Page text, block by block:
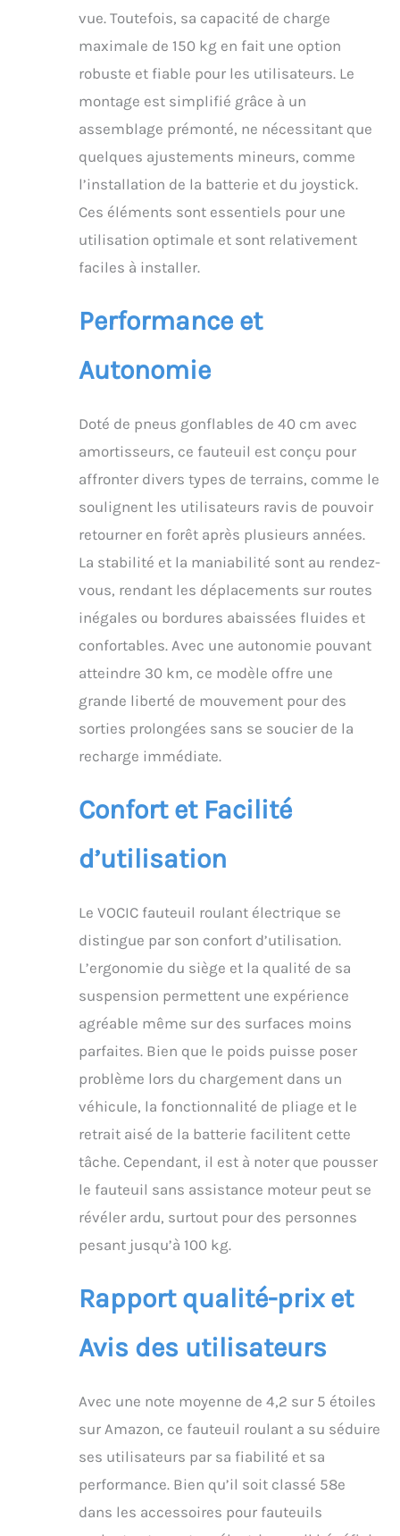
【Pneus d'extérieur de
qualité Top】nous
utilisons des roues
arrière gonflables en
caoutchouc de haute
qualité pour garantir
une excellente
absorption des chocs
et une excellente
résistance à l'usure,
vous permettant de
traverser facilement
divers terrains tels que
surmonter des
obstacles jusqu'à 7 cm
stable et sûre lors de la
【Double-X Stable et
robuste】Le fauteuil
fabriqué en acier au
carbone de haute
qualité, qui est plus
durable. Le cadre global
est constitué d'un
cadre double-X, qui
n'est pas facile à
secouer. Par rapport à la
conception plate
stabilité peut être
obtenue même sur des
inégales. Le
d'épaisseur et respirant
offre un meilleur
pas d'escarres lorsque
vous êtes assis
périodes. 【Sécurité
de freinage électronique
sensible vous garantit
descendre en toute
sécurité en relâchant le
pour freiner. En
combinaison avec un
frein à main pour une
double protection de
votre sécurité. Equipé
de 4 ressorts
amortisseurs pour une
expérience de conduite
douce et confortable.
Des ceintures de
sécurité
roues anti-roulis
augmentent la sécurité
【Pratique et facile à
utiliser】Avec le
360°, vous pouvez
freiner dans des
espaces restreints, avec
à 5 vitesses et une
vitesse maximale de 6
vue. Toutefois, sa capacité de charge
maximale de 150 kg en fait une option
robuste et fiable pour les utilisateurs. Le
montage est simplifié grâce à un
assemblage prémonté, ne nécessitant que
quelques ajustements mineurs, comme
l’installation de la batterie et du joystick.
Ces éléments sont essentiels pour une
utilisation optimale et sont relativement
faciles à installer.
Performance et
Autonomie
Doté de pneus gonflables de 40 cm avec
amortisseurs, ce fauteuil est conçu pour
affronter divers types de terrains, comme le
soulignent les utilisateurs ravis de pouvoir
retourner en forêt après plusieurs années.
La stabilité et la maniabilité sont au rendez-
vous, rendant les déplacements sur routes
inégales ou bordures abaissées fluides et
confortables. Avec une autonomie pouvant
atteindre 30 km, ce modèle offre une
grande liberté de mouvement pour des
sorties prolongées sans se soucier de la
recharge immédiate.
Confort et Facilité
d’utilisation
Le VOCIC fauteuil roulant électrique se
distingue par son confort d’utilisation.
L’ergonomie du siège et la qualité de sa
suspension permettent une expérience
agréable même sur des surfaces moins
parfaites. Bien que le poids puisse poser
problème lors du chargement dans un
véhicule, la fonctionnalité de pliage et le
retrait aisé de la batterie facilitent cette
tâche. Cependant, il est à noter que pousser
le fauteuil sans assistance moteur peut se
révéler ardu, surtout pour des personnes
pesant jusqu’à 100 kg.
Rapport qualité-prix et
Avis des utilisateurs
Avec une note moyenne de 4,2 sur 5 étoiles
sur Amazon, ce fauteuil roulant a su séduire
ses utilisateurs par sa fiabilité et sa
performance. Bien qu’il soit classé 58e
dans les accessoires pour fauteuils